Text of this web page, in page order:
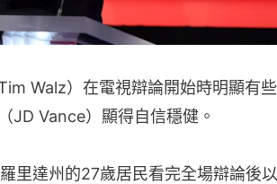
Walz）在電視辯論開始時明顯有些
JD Vance）顯得自信穩健。
里達州的27歲居民看完全場辯論後以